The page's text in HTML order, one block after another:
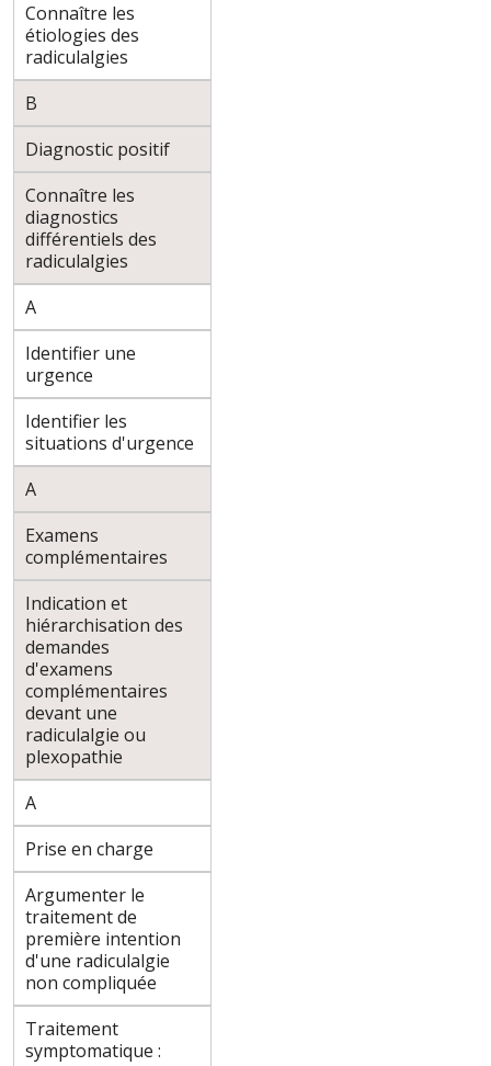
Connaître les
étiologies des
radiculalgies
B
Diagnostic positif
Connaître les
diagnostics
différentiels des
radiculalgies
A
Identifier une
urgence
Identifier les
situations d'urgence
A
Examens
complémentaires
Indication et
hiérarchisation des
demandes
d'examens
complémentaires
devant une
radiculalgie ou
plexopathie
A
Prise en charge
Argumenter le
traitement de
première intention
d'une radiculalgie
non compliquée
Traitement
symptomatique :